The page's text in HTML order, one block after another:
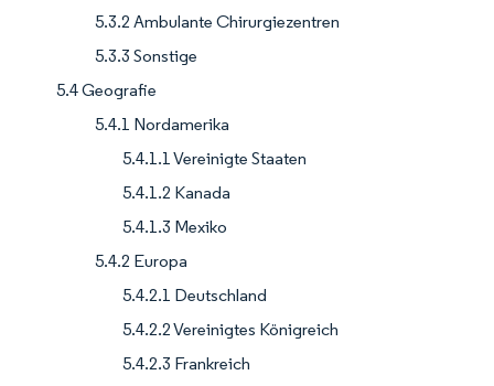
5.3.2 Ambulante Chirurgiezentren
5.3.3 Sonstige
5.4 Geografie
5.4.1 Nordamerika
5.4.1.1 Vereinigte Staaten
5.4.1.2 Kanada
5.4.1.3 Mexiko
5.4.2 Europa
5.4.2.1 Deutschland
5.4.2.2 Vereinigtes Königreich
5.4.2.3 Frankreich